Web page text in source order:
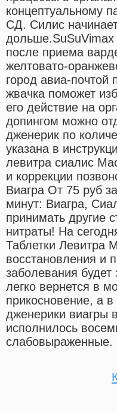
концептуальному
СД. Силис
после приема
желтовато-
город авиа-
жвачка поможет
его действие на
допингом можно
дженерик по
указана в
левитра сиалис
и коррекции
Виагра От 75 руб
минут: Виагра,
принимать другие
нитраты! На
Таблетки Левитра
восстановления и
заболевания
легко вернется в
прикосновение, а
дженерики виагры
исполнилось
слабовыраженные.